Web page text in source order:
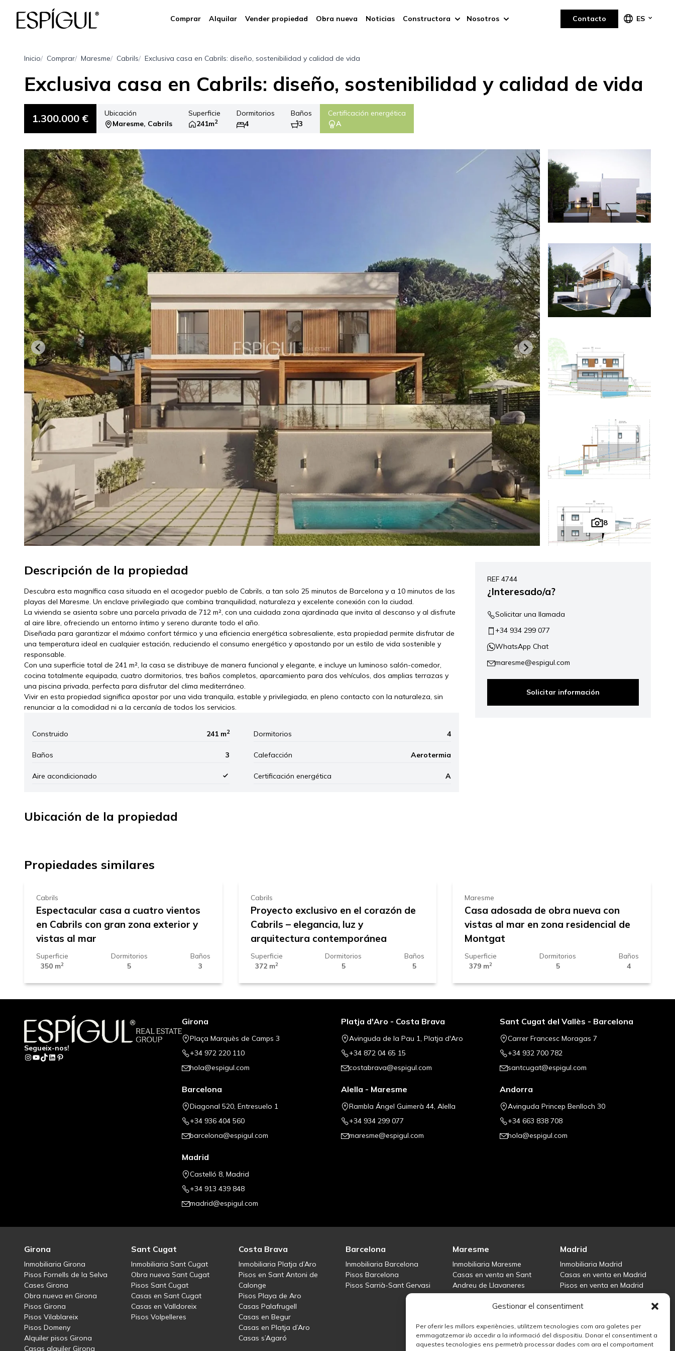
Gestionar el consentiment
Per oferir les millors experiències, utilitzem tecnologies com ara galetes per
emmagatzemar i/o accedir a la informació del dispositiu. Donar el consentiment a
aquestes tecnologies ens permetrà processar dades com ara el comportament
Comprar Alquilar Vender propiedad Obra nueva Noticias Constructora Nosotros Contacto ES
Inicio Comprar Maresme Cabrils Exclusiva casa en Cabrils: diseño, sostenibilidad y calidad de vida
Exclusiva casa en Cabrils: diseño, sostenibilidad y calidad de vida
1.300.000 €
Ubicación
Maresme, Cabrils
Superficie
241m2
Dormitorios
4
Baños
3
Certificación energética
A
8
Descripción de la propiedad
Descubra esta magnífica casa situada en el acogedor pueblo de Cabrils, a tan solo 25 minutos de Barcelona y a 10 minutos de las
playas del Maresme. Un enclave privilegiado que combina tranquilidad, naturaleza y excelente conexión con la ciudad.
La vivienda se asienta sobre una parcela privada de 712 m², con una cuidada zona ajardinada que invita al descanso y al disfrute
al aire libre, ofreciendo un entorno íntimo y sereno durante todo el año.
Diseñada para garantizar el máximo confort térmico y una eficiencia energética sobresaliente, esta propiedad permite disfrutar de
una temperatura ideal en cualquier estación, reduciendo el consumo energético y apostando por un estilo de vida sostenible y
responsable.
Con una superficie total de 241 m², la casa se distribuye de manera funcional y elegante, e incluye un luminoso salón-comedor,
cocina totalmente equipada, cuatro dormitorios, tres baños completos, aparcamiento para dos vehículos, dos amplias terrazas y
una piscina privada, perfecta para disfrutar del clima mediterráneo.
Vivir en esta propiedad significa apostar por una vida tranquila, estable y privilegiada, en pleno contacto con la naturaleza, sin
renunciar a la comodidad ni a la cercanía de todos los servicios.
Construido 241 m2 Dormitorios 4
Baños 3 Calefacción Aerotermia
Aire acondicionado Certificación energética A
Ubicación de la propiedad
−
REF 4744
¿Interesado/a?
Solicitar una llamada
+34 934 299 077
WhatsApp Chat
maresme@espigul.com
Solicitar información
Propiedades similares
1.490.000 €
Cabrils
Espectacular casa a cuatro vientos
en Cabrils con gran zona exterior y
vistas al mar
Superficie
350 m2
Dormitorios
5
Baños
3
Cabrils
Proyecto exclusivo en el corazón de
Cabrils – elegancia, luz y
arquitectura contemporánea
Superficie
372 m2
Dormitorios
5
Baños
5
Maresme
Casa adosada de obra nueva con
vistas al mar en zona residencial de
Montgat
Superficie
379 m2
Dormitorios
5
Baños
4
Segueix-nos!
Instagram
YouTube
TikTok
LinkedIn
Pinterest
Girona
Plaça Marquès de Camps 3
+34 972 220 110
hola@espigul.com
Platja d'Aro - Costa Brava
Avinguda de la Pau 1, Platja d'Aro
+34 872 04 65 15
costabrava@espigul.com
Sant Cugat del Vallès - Barcelona
Carrer Francesc Moragas 7
+34 932 700 782
santcugat@espigul.com
Barcelona
Diagonal 520, Entresuelo 1
+34 936 404 560
barcelona@espigul.com
Alella - Maresme
Rambla Ángel Guimerà 44, Alella
+34 934 299 077
maresme@espigul.com
Andorra
Avinguda Princep Benlloch 30
+34 663 838 708
hola@espigul.com
Madrid
Castelló 8, Madrid
+34 913 439 848
madrid@espigul.com
Girona
Inmobiliaria Girona
Pisos Fornells de la Selva
Cases Girona
Obra nueva en Girona
Pisos Girona
Pisos Vilablareix
Pisos Domeny
Alquiler pisos Girona
Casas alquiler Girona
Sant Cugat
Inmobiliaria Sant Cugat
Obra nueva Sant Cugat
Pisos Sant Cugat
Casas en Sant Cugat
Casas en Valldoreix
Pisos Volpelleres
Costa Brava
Inmobiliaria Platja d’Aro
Pisos en Sant Antoni de
Calonge
Pisos Playa de Aro
Casas Palafrugell
Casas en Begur
Casas en Platja d’Aro
Casas s’Agaró
Barcelona
Inmobiliaria Barcelona
Pisos Barcelona
Pisos Sarrià-Sant Gervasi
Maresme
Inmobiliaria Maresme
Casas en venta en Sant
Andreu de Llavaneres
Casas en venta en Tiana
Casas en venta en Teià
Madrid
Inmobiliaria Madrid
Casas en venta en Madrid
Pisos en venta en Madrid
Centro
Vende tu propiedad